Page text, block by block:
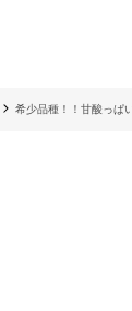
希少品種！！甘酸っ